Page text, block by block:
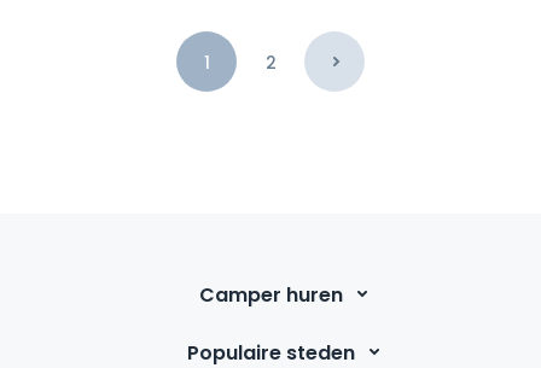
uitgelezen vertrekpunt om de Westhoek te
1 2
Camper huren
Populaire steden